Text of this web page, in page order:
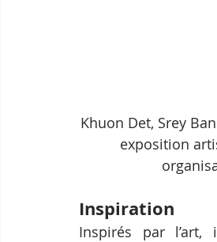
Khuon Det, Srey
exposition
Inspiration
Inspirés par l’art,